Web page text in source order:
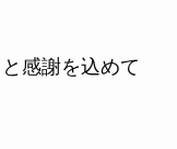
感謝を込めて